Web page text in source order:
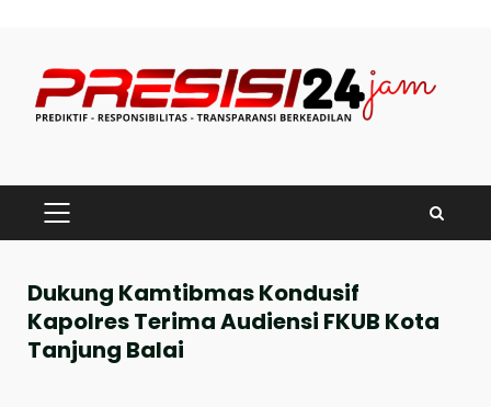
content
PRIMARY
MENU
Dukung Kamtibmas Kondusif
Kapolres Terima Audiensi FKUB Kota
Tanjung Balai